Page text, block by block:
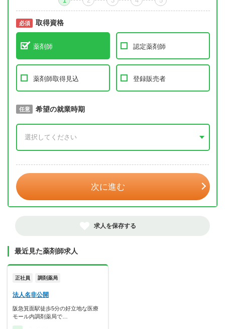
必須 取得資格
薬剤師 認定薬剤師
薬剤師取得見込 登録販売者
必須 取得予定年
任意 希望の就業時期
次に進む
求人を保存する
最近見た薬剤師求人
正社員 調剤薬局
法人名非公開
阪急箕面駅徒歩5分の好立地な医療
モール内調剤薬局で…